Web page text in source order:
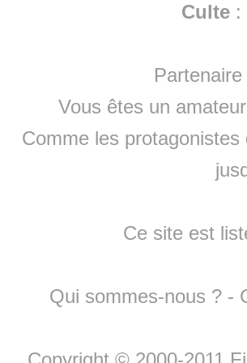
Culte :
Vous êtes un
Comme les
Ce site est
Qui sommes-nous ? -